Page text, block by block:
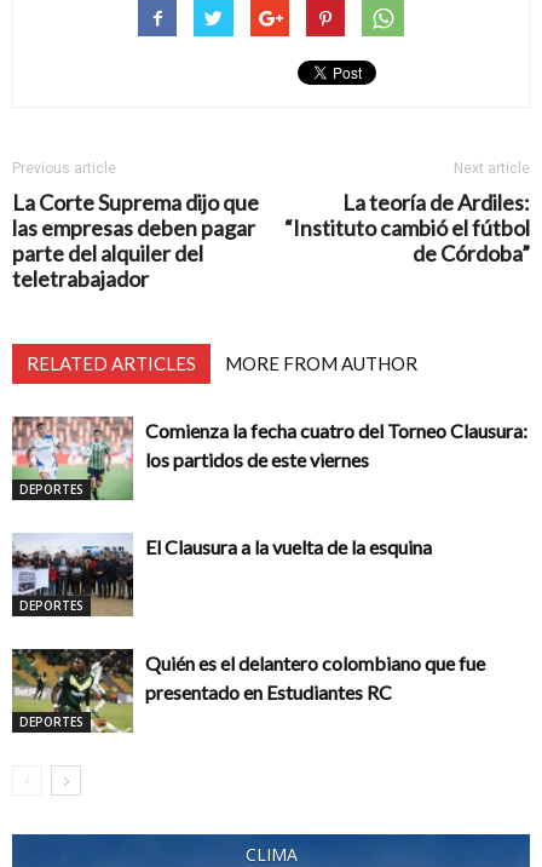
Previous article
La Corte Suprema dijo que
las empresas deben pagar
parte del alquiler del
teletrabajador
Next article
La teoría de Ardiles:
“Instituto cambió el fútbol
de Córdoba”
RELATED ARTICLES MORE FROM AUTHOR
DEPORTES
Comienza la fecha cuatro del Torneo Clausura:
los partidos de este viernes
DEPORTES
El Clausura a la vuelta de la esquina
DEPORTES
Quién es el delantero colombiano que fue
presentado en Estudiantes RC
CLIMA